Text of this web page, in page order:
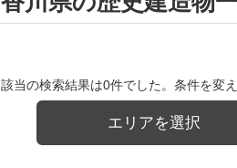
該当の検索結果は0件でした。条件を変
エリアを選択